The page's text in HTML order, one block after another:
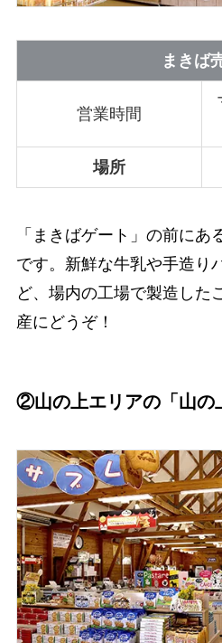
まきば
営業時間
場所
「まきばゲート」の前にあ
です。新鮮な牛乳や手造り
ど、場内の工場で製造した
産にどうぞ！
②山の上エリアの「山の